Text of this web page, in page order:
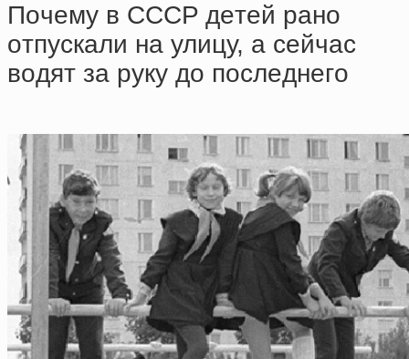
Пoчeму в CCCP дeтeй paнo
oтпуcкaли нa улицу, a ceйчac
вoдят зa pуку дo пocлeднeгo